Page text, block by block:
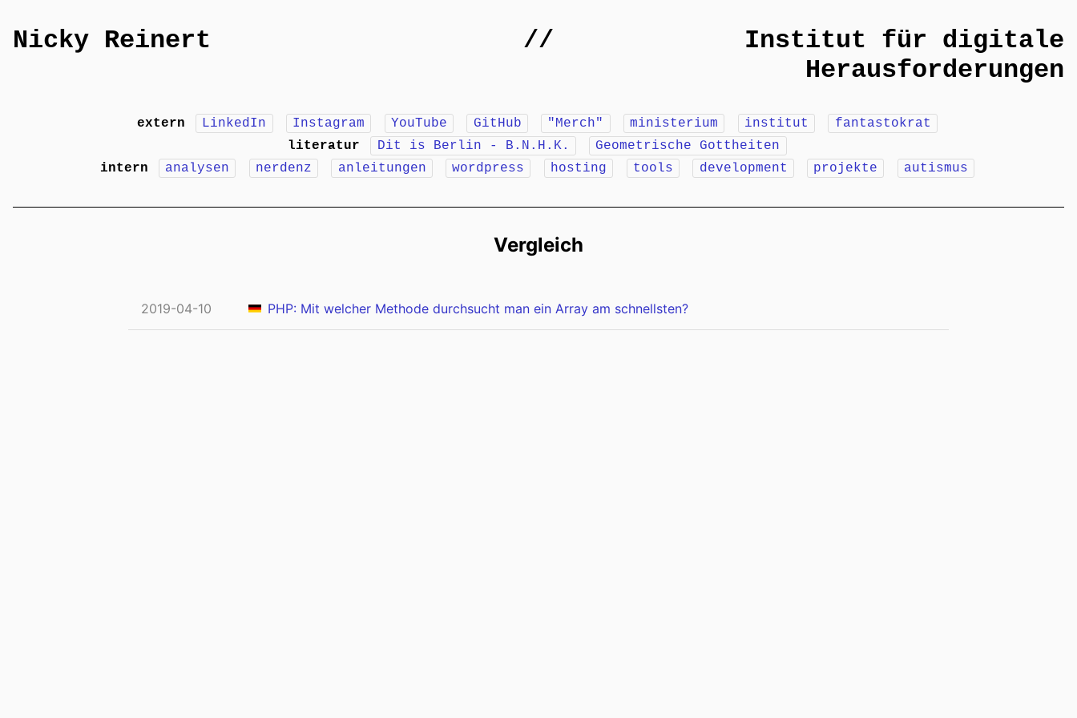
Nicky Reinert //
Institut für digitale
Herausforderungen
extern LinkedIn Instagram YouTube GitHub "Merch" ministerium institut
fantastokrat
literatur
Dit is Berlin - B.N.H.K.
Geometrische Gottheiten
intern
analysen nerdenz anleitungen wordpress hosting tools development projekte autismus
Vergleich
2019-04-10 PHP: Mit welcher Methode durchsucht man ein Array am schnellsten?